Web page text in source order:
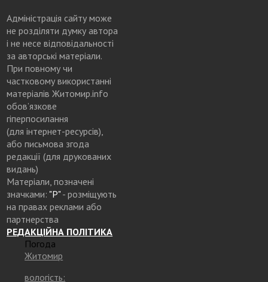
Адміністрація сайту може
не розділяти думку автора
і не несе відповідальності
за авторські матеріали.
При повному чи
частковому використанні
матеріалів Житомир.info
обов’язкове
гіперпосилання
(для інтернет-ресурсів),
або письмова згода
редакції (для друкованих
видань)
Матеріали, позначені
значками: "Р"- розміщують
на правах реклами або
партнерства
РЕДАКЦІЙНА ПОЛІТИКА
Погода
Житомир
вологість: